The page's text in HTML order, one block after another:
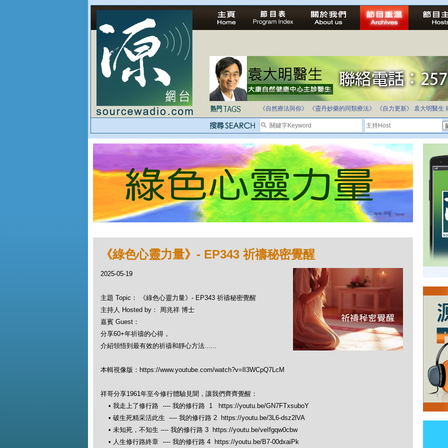
法治社會並不等同公正社會
自家教育合法化-推動多元化教育，全民學卷制
《自然療法與你》 《靈丹妙藥的同類療法》 《自力更新》 袁大明醫生
《綠色心靈力量》- EP343 祈禱秘密覺醒
2025-05-19
主題 Topic： 《綠色心靈力量》- EP343 祈禱秘密覺醒
主持人 Hosted by： 周兆祥 博士
嘉賓 Guest：
分享60+年祈禱的心得，
介紹領悟到最有效的祈禱和靜心方法......
本輯視像版：https://www.youtube.com/watch?v=lI3WCpQ7LcM
祥哥分享1961年至今修行體驗見聞，讓我們齊齊覺醒：
• 我走上了修行路 ---- 我的修行路 1 https://youtu.be/GN7FTxsuboY
• 破生死精采活此生 ---- 我的修行路 2 https://youtu.be/3L6-dsz2lVA
• 未知死，不知生 ---- 我的修行路 3 https://youtu.be/veIfgqw0cbw
• 人生修行路終章 ---- 我的修行路 4 https://youtu.be/B7-00dxaiPk